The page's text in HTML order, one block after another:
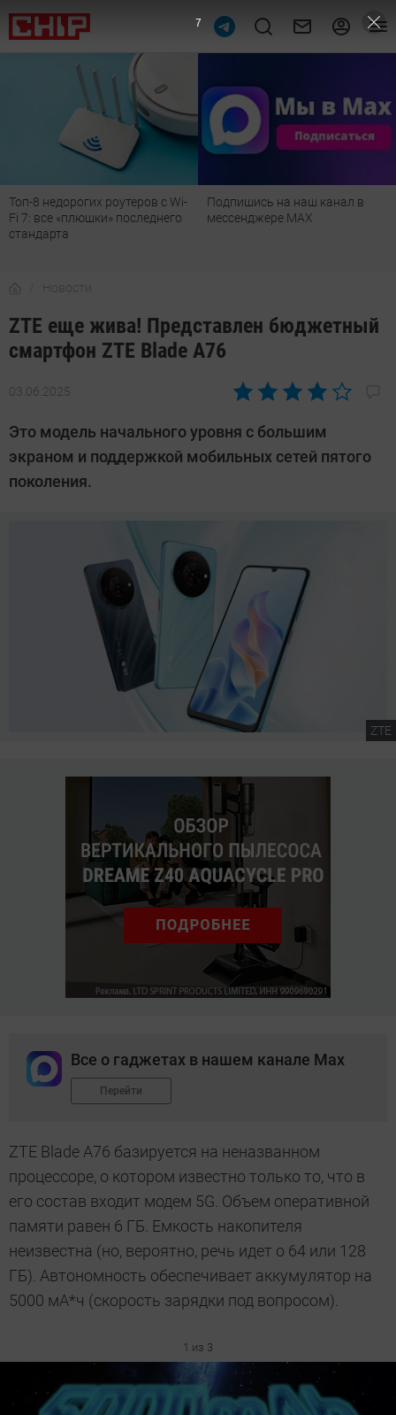
Подпишись на наш канал в
мессенджере МАХ
Рейтинг телевизоров 2026:
лучшие модели для гостиной,
Новости
ZTE еще жива! Представлен бюджетный
смартфон ZTE Blade A76
03.06.2025
Автор:
Калашников
Это модель начального уровня с большим
экраном и поддержкой мобильных сетей пятого
поколения.
ZTE
Все о гаджетах в нашем канале Max
Перейти
ZTE Blade A76 базируется на неназванном
процессоре, о котором известно только то, что в
его состав входит модем 5G. Объем оперативной
памяти равен 6 ГБ. Емкость накопителя
неизвестна (но, вероятно, речь идет о 64 или 128
ГБ). Автономность обеспечивает аккумулятор на
5000 мА*ч (скорость зарядки под вопросом).
1 из 3
6